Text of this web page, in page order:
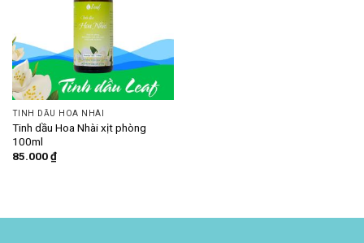
TINH DẦU HOA NHÀI
Tinh dầu Hoa Nhài xịt phòng
100ml
85.000₫